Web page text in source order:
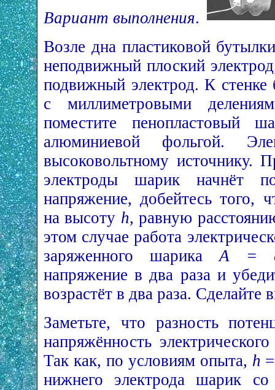
Вариант выполнения.
Возле дна пластиковой
неподвижный плоский
подвижный электрод. К
с миллиметровыми
поместите пенопластовый
алюминиевой фольгой.
высоковольтному источнику.
электроды шарик начнёт
напряжение, добейтесь того,
на высоту h, равную
этом случае работа
заряженного шарикаА =
напряжение в два раза и
возрастёт в два раза. Сделайте
Заметьте, что разность
напряжённость
Так как, по условиям опыта, h
нижнего электрода шарик со